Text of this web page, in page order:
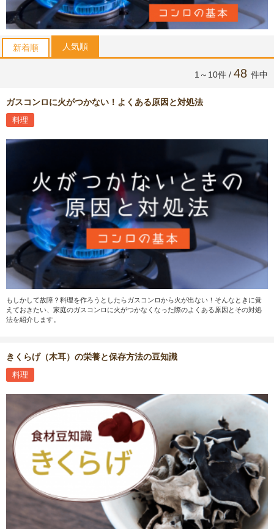
新着順 人気順
1～10件 / 48 件中
ガスコンロに火がつかない！よくある原因と対処法
料理
もしかして故障？料理を作ろうとしたらガスコンロから火が出ない！そんなときに覚
えておきたい、家庭のガスコンロに火がつかなくなった際のよくある原因とその対処
法を紹介します。
きくらげ（木耳）の栄養と保存方法の豆知識
料理